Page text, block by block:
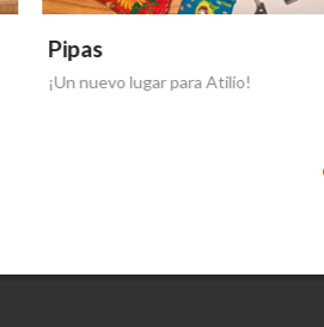
Pipas
¡Un nuevo lugar para Atilio!